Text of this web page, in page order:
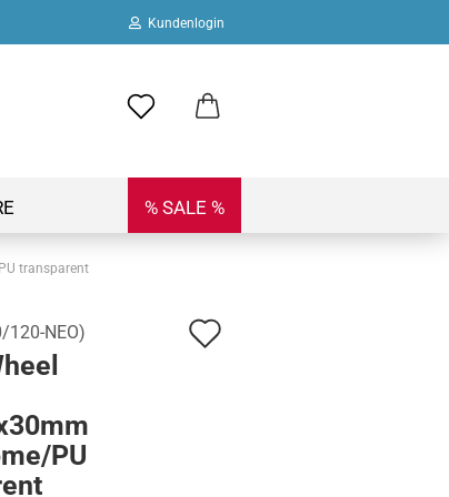
Kundenlogin
% SALE %
transparent
120-NEO)
PU